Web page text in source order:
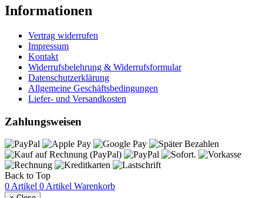
Informationen
Vertrag widerrufen
Impressum
Kontakt
Widerrufsbelehrung & Widerrufsformular
Datenschutzerklärung
Allgemeine Geschäftsbedingungen
Liefer- und Versandkosten
Zahlungsweisen
Back to Top
0 Artikel 0 Artikel Warenkorb